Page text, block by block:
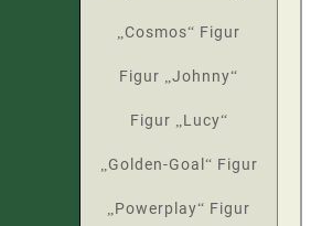
„Cosmos“ Figur
Figur „Johnny“
Figur „Lucy“
„Golden-Goal“ Figur
„Powerplay“ Figur